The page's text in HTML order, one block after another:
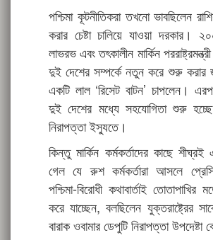
পশ্চিমা কূটনীতিকরা তখনো ভাবছিলেন
করার চেষ্টা চালিয়ে যাওয়া দরকার।
লাভরভ এবং তৎকালীন মার্কিন পররাষ্ট্রমন্ত্রী
দুই দেশের সম্পর্কে নতুন করে শুরু করার
একটি লাল ‘রিসেট বাটন’ চাপলেন।
দুই দেশের মধ্যে সহযোগিতা শুরু
নিরাপত্তা ইস্যুতে।
কিন্তু মার্কিন কর্মকর্তাদের কাছে শীঘ্রই
গেল যে রুশ কর্মকর্তারা আসলে
পশ্চিমা-বিরোধী কথাবার্তাই তোতাপাখির
করে যাচ্ছেন, বলছিলেন যুক্তরাষ্ট্রের
বারাক ওবামার ডেপুটি নিরাপত্তা